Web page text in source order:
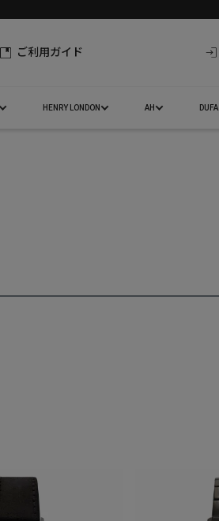
ご利用ガイド
HENRY LONDON AH DUFA